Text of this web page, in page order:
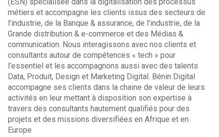
métiers et accompagne les clients issus des secteurs de
l’industrie, de la Banque & assurance, de l’industrie, de la
Grande distribution & e-commerce et des Médias &
communication. Nous interagissons avec nos clients et
consultants autour de compétences « tech » pour
l’essentiel et les accompagnons aussi avec des talents
Data, Produit, Design et Marketing Digital. Bénin Digital
accompagne ses clients dans la chaine de valeur de leurs
activités en leur mettant à disposition son expertise à
travers des consultants hautement qualifiés pour des
projets et des missions diversifiées en Afrique et en
Europe